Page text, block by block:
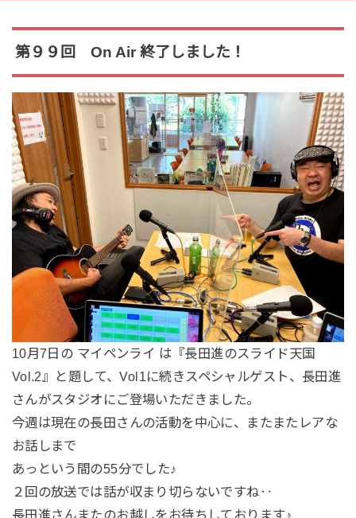
第９９回 On Air 終了しました！
10月7日の マイペンライ は『長田進のスライド天国
Vol.2』と題して、Vol1に続きスペシャルゲスト、長田進
さんがスタジオにご登場いただきました。
今週は現在の長田さんの活動を中心に、またまたレアな
お話しまで
あっという間の55分でした♪
２回の放送では話が収まり切らないですね‥
長田進さんまたのお越しをお待ちしております♪